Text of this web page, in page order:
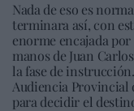
Nada de eso es
terminara así, con
enorme encajada
manos de Juan
la fase de
Audiencia Provincial
para decidir el